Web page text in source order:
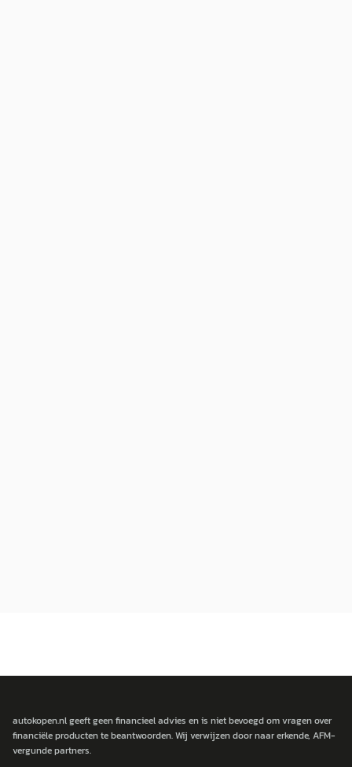
autokopen.nl geeft geen financieel advies en is niet bevoegd om vragen over
financiële producten te beantwoorden. Wij verwijzen door naar erkende, AFM-
vergunde partners.